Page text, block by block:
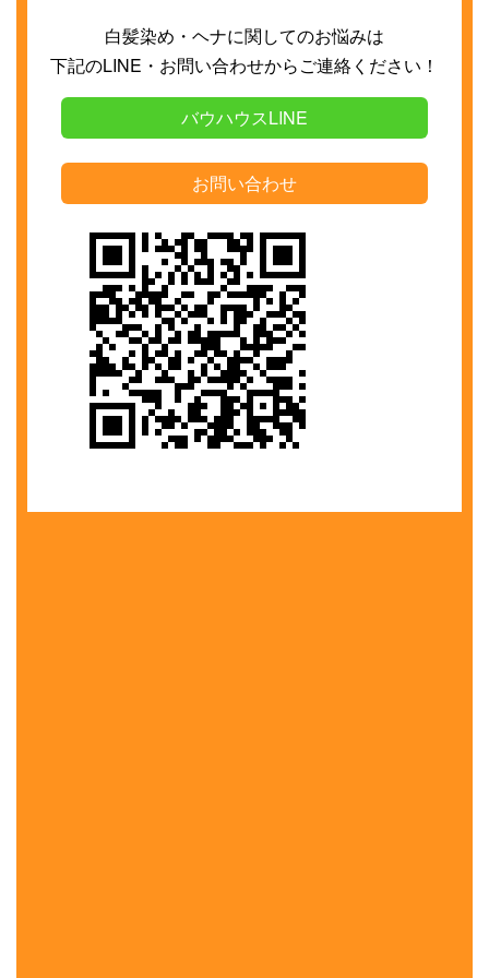
白髪染め・ヘナに関してのお悩みは
下記のLINE ・お問い合わせからご連絡ください！
バウハウスLINE
お問い合わせ